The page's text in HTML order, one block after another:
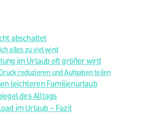
abschaltet
alles zu viel wird
im Urlaub oft größer wird
reduzieren und Aufgaben teilen
leichteren Familienurlaub
des Alltags
im Urlaub – Fazit